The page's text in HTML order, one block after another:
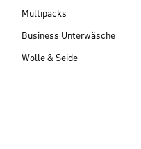
Multipacks
Business Unterwäsche
Wolle & Seide